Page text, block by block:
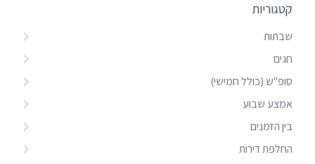
קטגוריות
שבתות
חגים
סופ"ש (כולל חמישי)
אמצע שבוע
בין הזמנים
החלפת דירות